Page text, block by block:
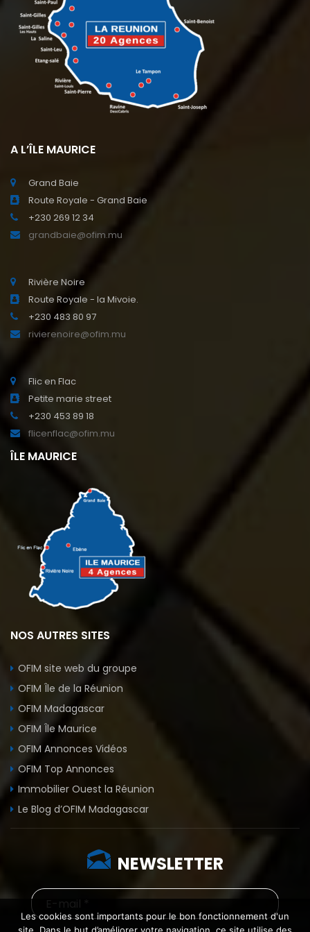
A L’ÎLE MAURICE
Grand Baie
Route Royale - Grand Baie
+230 269 12 34
grandbaie@ofim.mu
Rivière Noire
Route Royale - la Mivoie.
+230 483 80 97
rivierenoire@ofim.mu
Flic en Flac
Petite marie street
+230 453 89 18
flicenflac@ofim.mu
ÎLE MAURICE
NOS AUTRES SITES
OFIM site web du groupe
OFIM Île de la Réunion
OFIM Madagascar
OFIM Île Maurice
OFIM Annonces Vidéos
OFIM Top Annonces
Immobilier Ouest la Réunion
Le Blog d’OFIM Madagascar
NEWSLETTER
Les cookies sont importants pour le bon fonctionnement d'un